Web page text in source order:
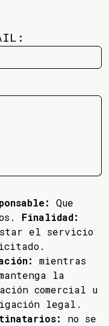
Que
Finalidad:
el servicio
mientras
la
comercial u
legal.
no se